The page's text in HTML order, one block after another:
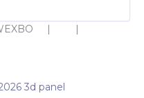
WEXBO | |
3d panel